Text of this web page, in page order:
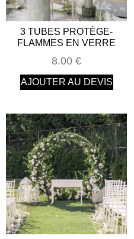
3 TUBES PROTÈGE-
FLAMMES EN VERRE
8.00 €
AJOUTER AU DEVIS